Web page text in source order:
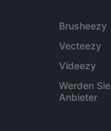
Brusheezy
Vecteezy
Videezy
Werden Sie
Anbieter